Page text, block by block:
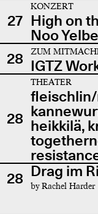
27
KONZERT
High on
Noo
28
ZUM
IGTZ
28
THEATER
heikkilä,
28 Drag im
by Rachel Harder